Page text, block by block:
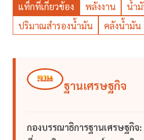
แท็กที่เกี่ยวข้อง พลังงาน น้ำ
ปริมาณสำรองน้ำมัน
คลังน้ำมัน
ฐานเศรษฐกิจ
กองบรรณาธิการฐานเศรษฐกิจ: